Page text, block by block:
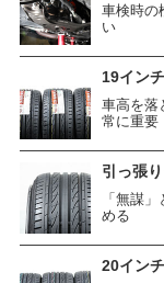
車検時の
い
19イン
車高を落
常に重要
引っ張
「無謀
める
20イン